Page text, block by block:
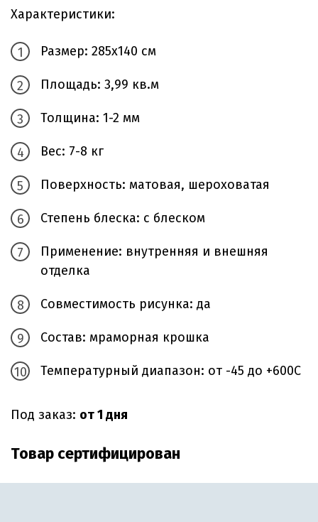
Характеристики:
Размер: 285х140 см
Площадь: 3,99 кв.м
Толщина: 1-2 мм
Вес: 7-8 кг
Поверхность: матовая, шероховатая
Степень блеска: с блеском
Применение: внутренняя и внешняя
отделка
Совместимость рисунка: да
Состав: мраморная крошка
Температурный диапазон: от -45 до +600С
Под заказ: от 1 дня
Товар сертифицирован